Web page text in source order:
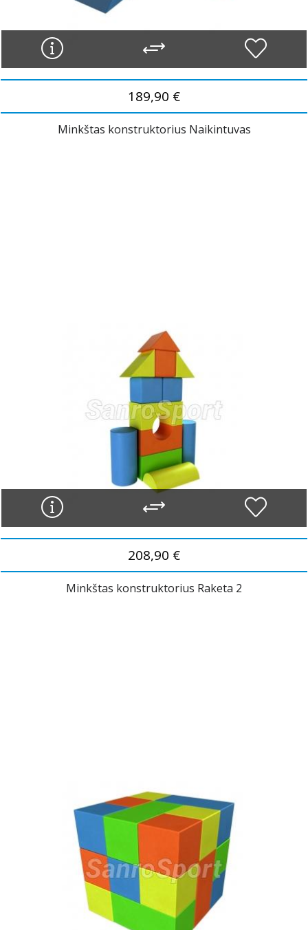
189,90 €
Minkštas konstruktorius Naikintuvas
208,90 €
Minkštas konstruktorius Raketa 2